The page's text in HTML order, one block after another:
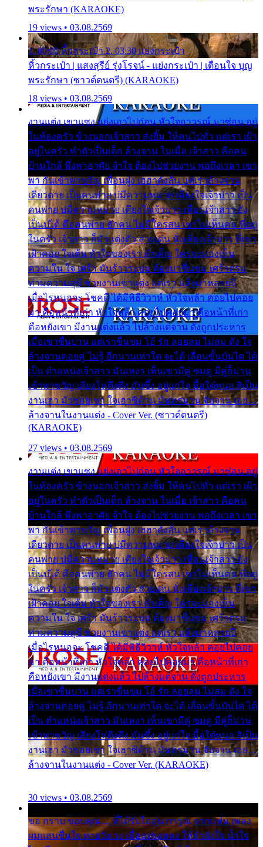
พระรักษา (KARAOKE)
19 views • 03.08.2569
1. 00:00 หิ้วกระเป๋า 2. 03:30 แย่งกระเป๋า
หิ้วกระเป๋า | แสงสุรีย์ รุ่งโรจน์ - แย่งกระเป๋า | เตือนใจ บุญ
พระรักษา (ซาวด์ดนตรี) (KARAOKE)
18 views • 03.08.2569
งานแต่ง เขาแซง แย่งเอาไปก่อน หัวใจอาวรณ์ มาซ่อน อยู่
ในห้องครัว ข้างนอกเจ้าสาว ส่งยิ้ม ให้คนไปทั่ว แต่เรา เฝ้า
อยู่ในครัว ทำตัวเป็นเด็ก ล้างจาน ในเมื่อ เจ้าสาว คือคน
บ้านใกล้ พึ่งพาอาศัย จำใจ ต้องไปช่วยงาน พอถึงเวลา เขา
พา กันเข้าพาขวัญ เพื่อนฝูง เฮฮาดังลั่น แต่เราล้างจาน
เดียวดาย เป็นคนพ่าย บ่มีความหมาย เคียงใจเจ้าบ่าว เป็น
คนพ่าย บ่มีความหมาย เคียงใจเจ้าบ่าว เพื่อนเจ้าสาว ยัง
เป็นบ่ได้ คือคนพ่าย ฮักคน ไม่มีใครสน เขาไม่เห็นคน ที่อยู่
ในครัว เจ้าสาว ก็มัวแต่งตัว สวยเด่น นั่งเคียงเจ้าบ่าว ที่เขา
เฝ้าคอย ใจเต้น หัวใจของเรา ลำเค็ญ ใครจะมองเห็น
ความใน ใจ เศร้า มันร้าวระบม ต้องมาขื่นขม เศร้าตรม
ท่ามความสุขี ช่วยงานเขาแต่ง แต่เรา แล้งมาหลายปี
เมื่อไรหนอจะ โชคดี ได้มีพิธีวิวาห์ หัวใจหล้า คอยไปคอย
มา คือหน้าที่เก่า หัวใจหล้า คอยไปคอยมา คือหน้าที่เก่า
คือหยังเขา มีงานแต่งแล้ว ไปล้างแต่จาน ดั่งถูกประหาร
เมื่อเขาชื่นบาน แต่เราขื่นขม โอ้ รัก ลอยลม ไม่สม ดัง ใจ
ล้างจานคอยคู่ ไม่รู้ อีกนานเท่าใด จะได้ เลื่อนขั้นบันได ได้
เป็น ตำแหน่งเจ้าสาว มันเหงา เห็นเขามีคู่ ซมดู มีคู่ก็ม่วน
เข้าพาขวัญ เสียงโห่ตึงตึง มันซึ้ง อยู่แก่ใจ มื้อใด๋หนอ สิเป็น
งานเฮา มัวซอยเขา ใจเฮาซิด้าน มันทรมาน จับจาน เอย…
ล้างจานในงานแต่ง - Cover Ver. (ซาวด์ดนตรี)
(KARAOKE)
27 views • 03.08.2569
งานแต่ง เขาแซง แย่งเอาไปก่อน หัวใจอาวรณ์ มาซ่อน อยู่
ในห้องครัว ข้างนอกเจ้าสาว ส่งยิ้ม ให้คนไปทั่ว แต่เรา เฝ้า
อยู่ในครัว ทำตัวเป็นเด็ก ล้างจาน ในเมื่อ เจ้าสาว คือคน
บ้านใกล้ พึ่งพาอาศัย จำใจ ต้องไปช่วยงาน พอถึงเวลา เขา
พา กันเข้าพาขวัญ เพื่อนฝูง เฮฮาดังลั่น แต่เราล้างจาน
เดียวดาย เป็นคนพ่าย บ่มีความหมาย เคียงใจเจ้าบ่าว เป็น
คนพ่าย บ่มีความหมาย เคียงใจเจ้าบ่าว เพื่อนเจ้าสาว ยัง
เป็นบ่ได้ คือคนพ่าย ฮักคน ไม่มีใครสน เขาไม่เห็นคน ที่อยู่
ในครัว เจ้าสาว ก็มัวแต่งตัว สวยเด่น นั่งเคียงเจ้าบ่าว ที่เขา
เฝ้าคอย ใจเต้น หัวใจของเรา ลำเค็ญ ใครจะมองเห็น
ความใน ใจ เศร้า มันร้าวระบม ต้องมาขื่นขม เศร้าตรม
ท่ามความสุขี ช่วยงานเขาแต่ง แต่เรา แล้งมาหลายปี
เมื่อไรหนอจะ โชคดี ได้มีพิธีวิวาห์ หัวใจหล้า คอยไปคอย
มา คือหน้าที่เก่า หัวใจหล้า คอยไปคอยมา คือหน้าที่เก่า
คือหยังเขา มีงานแต่งแล้ว ไปล้างแต่จาน ดั่งถูกประหาร
เมื่อเขาชื่นบาน แต่เราขื่นขม โอ้ รัก ลอยลม ไม่สม ดัง ใจ
ล้างจานคอยคู่ ไม่รู้ อีกนานเท่าใด จะได้ เลื่อนขั้นบันได ได้
เป็น ตำแหน่งเจ้าสาว มันเหงา เห็นเขามีคู่ ซมดู มีคู่ก็ม่วน
เข้าพาขวัญ เสียงโห่ตึงตึง มันซึ้ง อยู่แก่ใจ มื้อใด๋หนอ สิเป็น
งานเฮา มัวซอยเขา ใจเฮาซิด้าน มันทรมาน จับจาน เอย…
ล้างจานในงานแต่ง - Cover Ver. (KARAOKE)
30 views • 03.08.2569
ขอ กราบ ขอบคุณ.... ที่ได้รับไออุ่น การุณ จากแฟน เพลง
ผมแสนชื่นใจ หายวังเวง เมื่อแฟนเพลง ให้กำลังใจ น้ำใจ